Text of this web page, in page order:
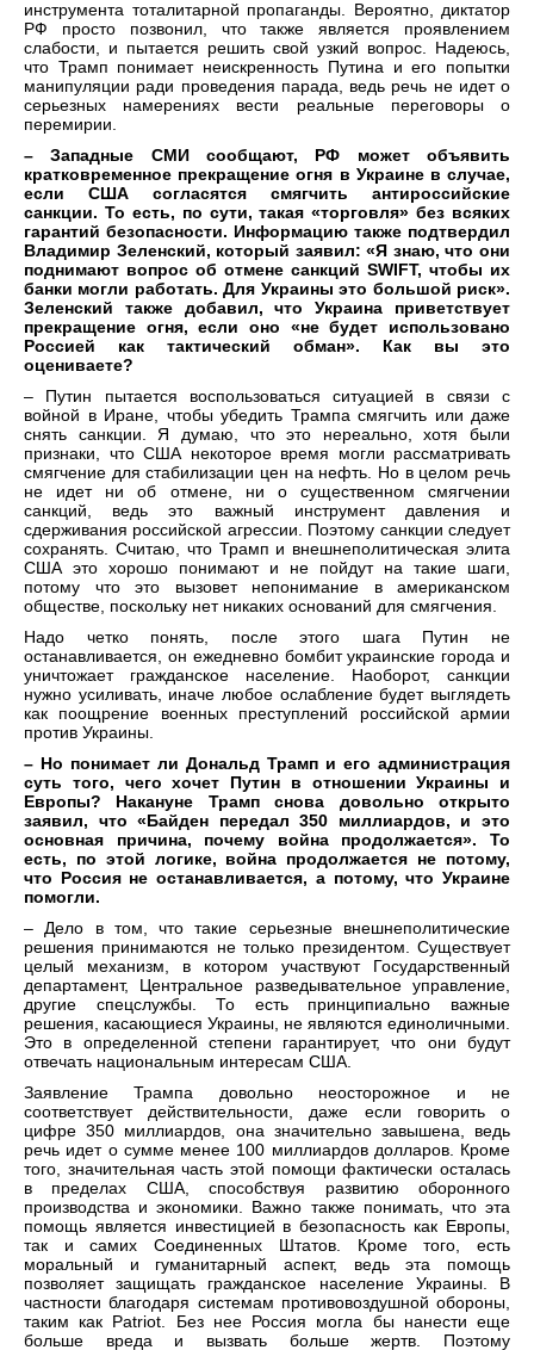
инструмента тоталитарной пропаганды. Вероятно, диктатор
РФ просто позвонил, что также является проявлением
слабости, и пытается решить свой узкий вопрос. Надеюсь,
что Трамп понимает неискренность Путина и его попытки
манипуляции ради проведения парада, ведь речь не идет о
серьезных намерениях вести реальные переговоры о
перемирии.
– Западные СМИ сообщают, РФ может объявить
кратковременное прекращение огня в Украине в случае,
если США согласятся смягчить антироссийские
санкции. То есть, по сути, такая «торговля» без всяких
гарантий безопасности. Информацию также подтвердил
Владимир Зеленский, который заявил: «Я знаю, что они
поднимают вопрос об отмене санкций SWIFT, чтобы их
банки могли работать. Для Украины это большой риск».
Зеленский также добавил, что Украина приветствует
прекращение огня, если оно «не будет использовано
Россией как тактический обман». Как вы это
оцениваете?
– Путин пытается воспользоваться ситуацией в связи с
войной в Иране, чтобы убедить Трампа смягчить или даже
снять санкции. Я думаю, что это нереально, хотя были
признаки, что США некоторое время могли рассматривать
смягчение для стабилизации цен на нефть. Но в целом речь
не идет ни об отмене, ни о существенном смягчении
санкций, ведь это важный инструмент давления и
сдерживания российской агрессии. Поэтому санкции следует
сохранять. Считаю, что Трамп и внешнеполитическая элита
США это хорошо понимают и не пойдут на такие шаги,
потому что это вызовет непонимание в американском
обществе, поскольку нет никаких оснований для смягчения.
Надо четко понять, после этого шага Путин не
останавливается, он ежедневно бомбит украинские города и
уничтожает гражданское население. Наоборот, санкции
нужно усиливать, иначе любое ослабление будет выглядеть
как поощрение военных преступлений российской армии
против Украины.
– Но понимает ли Дональд Трамп и его администрация
суть того, чего хочет Путин в отношении Украины и
Европы? Накануне Трамп снова довольно открыто
заявил, что «Байден передал 350 миллиардов, и это
основная причина, почему война продолжается». То
есть, по этой логике, война продолжается не потому,
что Россия не останавливается, а потому, что Украине
помогли.
– Дело в том, что такие серьезные внешнеполитические
решения принимаются не только президентом. Существует
целый механизм, в котором участвуют Государственный
департамент, Центральное разведывательное управление,
другие спецслужбы. То есть принципиально важные
решения, касающиеся Украины, не являются единоличными.
Это в определенной степени гарантирует, что они будут
отвечать национальным интересам США.
Заявление Трампа довольно неосторожное и не
соответствует действительности, даже если говорить о
цифре 350 миллиардов, она значительно завышена, ведь
речь идет о сумме менее 100 миллиардов долларов. Кроме
того, значительная часть этой помощи фактически осталась
в пределах США, способствуя развитию оборонного
производства и экономики. Важно также понимать, что эта
помощь является инвестицией в безопасность как Европы,
так и самих Соединенных Штатов. Кроме того, есть
моральный и гуманитарный аспект, ведь эта помощь
позволяет защищать гражданское население Украины. В
частности благодаря системам противовоздушной обороны,
таким как Patriot. Без нее Россия могла бы нанести еще
больше вреда и вызвать больше жертв. Поэтому